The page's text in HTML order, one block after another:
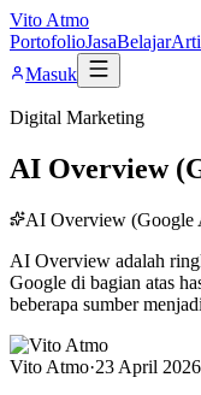
Vito Atmo
PortofolioJasaBelajar
Masuk
Digital Marketing
AI Overview
AI Overview (Google
AI Overview adalah
Google di bagian atas
beberapa sumber
Vito Atmo·23 April 2026